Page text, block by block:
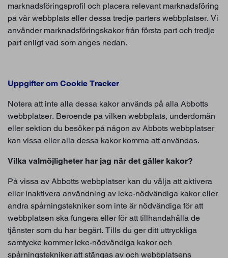
marknadsföringsprofil och placera relevant marknadsföring
på vår webbplats eller dessa tredje parters webbplatser. Vi
använder marknadsföringskakor från första part och tredje
part enligt vad som anges nedan.
Uppgifter om Cookie Tracker
Notera att inte alla dessa kakor används på alla Abbotts
webbplatser. Beroende på vilken webbplats, underdomän
eller sektion du besöker på någon av Abbots webbplatser
kan vissa eller alla dessa kakor komma att användas.
Vilka valmöjligheter har jag när det gäller kakor?
På vissa av Abbotts webbplatser kan du välja att aktivera
eller inaktivera användning av icke-nödvändiga kakor eller
andra spårningstekniker som inte är nödvändiga för att
webbplatsen ska fungera eller för att tillhandahålla de
tjänster som du har begärt. Tills du ger ditt uttryckliga
samtycke kommer icke-nödvändiga kakor och
spårningstekniker att stängas av och webbplatsens